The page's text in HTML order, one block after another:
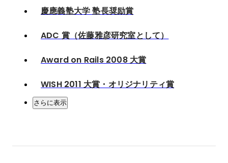
慶應義塾大学 塾長奨励賞
ADC 賞（佐藤雅彦研究室として）
Award on Rails 2008 大賞
WISH 2011 大賞・オリジナリティ賞
さらに表示